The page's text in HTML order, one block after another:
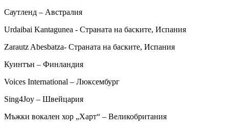
Саутленд – Австралия
Urdaibai Kantagunea - Страната на баските, Испания
Zarautz Abesbatza- Страната на баските, Испания
Куинтън – Финландия
Voices International – Люксембург
Sing4Joy – Швейцария
Мъжки вокален хор „Харт“ – Великобритания